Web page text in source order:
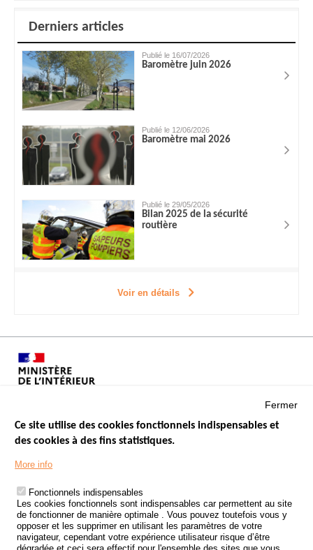
Derniers articles
Publié le 16/07/2026
Baromètre juin 2026
Publié le 12/06/2026
Baromètre mai 2026
Publié le 29/05/2026
Bilan 2025 de la sécurité
routière
Voir en détails
Menu
Footer
LES SITES PUBLICS
ÉTAT DE L’INSÉCURITÉ ROUTIÈRE
TRAITEMENT DES DONNÉES PERSONNELLES DES ACCIDENTS DE
LA ROUTE
ETUDES ET RECHERCHES
Fermer
Ce site utilise des cookies fonctionnels indispensables et
des cookies à des fins statistiques.
More info
Fonctionnels indispensables
Les cookies fonctionnels sont indispensables car permettent au site
de fonctionner de manière optimale . Vous pouvez toutefois vous y
opposer et les supprimer en utilisant les paramètres de votre
navigateur, cependant votre expérience utilisateur risque d’être